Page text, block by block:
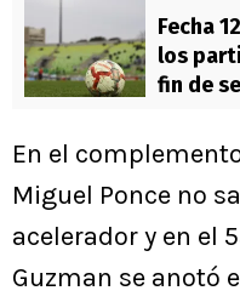
Fecha
los
fin de
En el
Miguel Ponce no
acelerador y en el
Guzman se anotó